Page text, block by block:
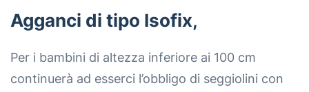
Agganci di tipo Isofix,
Per i bambini di altezza inferiore ai 100 cm
continuerà ad esserci l’obbligo di seggiolini con